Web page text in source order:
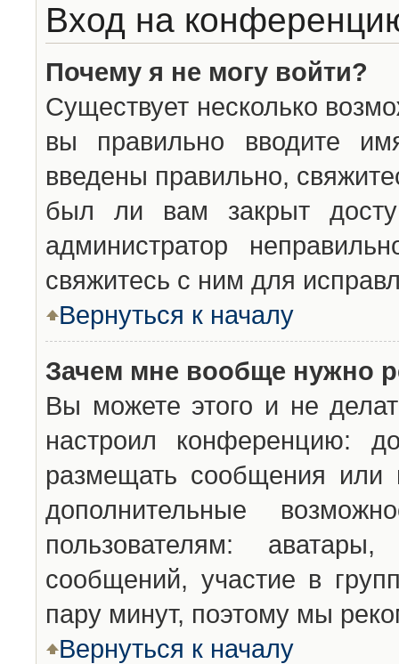
Вход на
Почему я не могу войти?
Существует несколько
вы правильно вводите
введены правильно,
был ли вам закрыт
администратор
свяжитесь с ним для
Вернуться к началу
Зачем мне вообще нужно
Вы можете этого и не
настроил конференцию:
размещать сообщения или
дополнительные
пользователям:
сообщений, участие в
пару минут, поэтому мы
Вернуться к началу